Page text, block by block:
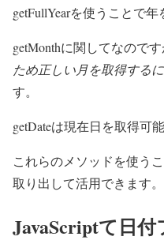
getFullYearを使うことで
getMonthに関してなのです
ため正しい月を取得する
す。
getDateは現在日を取得可能
これらのメソッドを使う
取り出して活用できます。
JavaScriptて日